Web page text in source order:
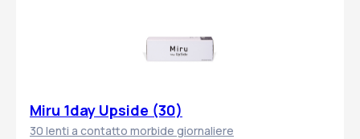
Miru 1day Upside (30)
30 lenti a contatto morbide giornaliere